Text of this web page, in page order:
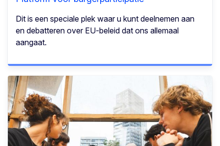
Dit is een speciale plek waar u kunt deelnemen aan
en debatteren over EU-beleid dat ons allemaal
aangaat.